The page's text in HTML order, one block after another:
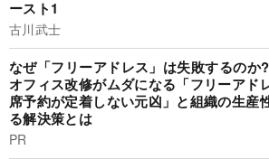
ースト1
古川武士
なぜ「フリーアドレス」は失敗するのか
オフィス改修がムダになる「フリーアド
席予約が定着しない元凶」と組織の生産
る解決策とは
PR